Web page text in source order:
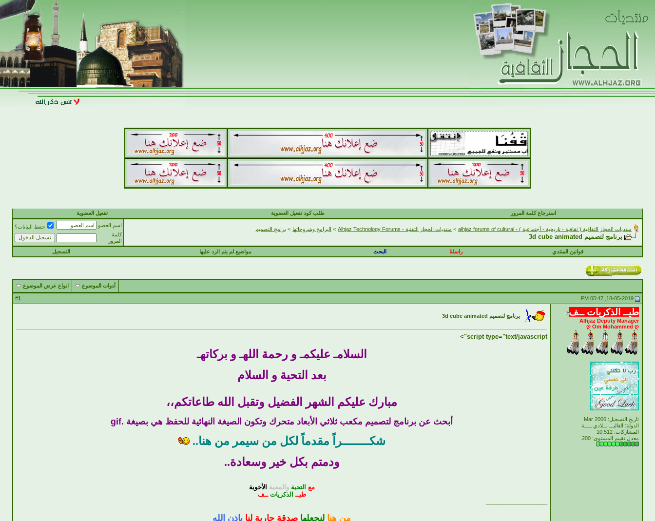
استرجاع كلمة المرور طلب كود تفعيل العضوية تفعيل العضوية
منتديات الحجاز الثقافية ( ثقافية - تاريخية - أجتماعية ) - alhjaz forums of cultural > منتديات الحجاز التقنية - Alhjaz Technology Forums > البرامج وشروحاتها > برامج التصميم
برنامج لتصميم 3d cube animated
اسم العضو
حفظ البيانات؟
كلمة
المرور
قوانين المنتدي
راسلنا البحث مواضيع لم يتم الرد عليها التسجيل
أدوات الموضوع انواع عرض الموضوع
1
طيــ الذكريات ــف
Alhjaz Deputy Manager
ღ Om Mohammed ღ
تاريخ التسجيل: Mar 2006
الدولة: الغاليـــ بــلادي ـــــة
المشاركات: 10,512
معدل تقييم المستوى: 200
برنامج لتصميم 3d cube animated
script type="text/javascript">
السلامـ عليكمـ و رحمة اللهـ و بركاتهـ
بعد التحية و السلام
مبارك عليكم الشهر الفضيل وتقبل الله طاعاتكم،،
أبحث عن برنامج لتصميم مكعب ثلاثي الأبعاد متحرك وتكون الصيغة النهائية للحفظ هي بصيغة .gif
شكــــــــراً مقدماً لكل من سيمر من هنا..
ودمتم بكل خير وسعادة..
مع التحيةوالمحبة الأخوية
طيــ الذكرياتــف
من هنا لنجعلها صدقة جارية لنا بإذن الله